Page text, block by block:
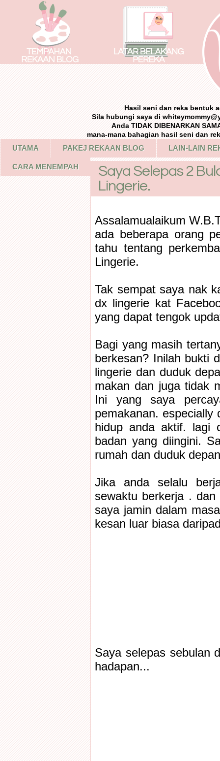
Hasil seni dan reka bentuk
Sila hubungi saya di
Anda TIDAK DIBENARKAN
mana-mana bahagian hasil seni dan
UTAMA PAKEJ REKAAN BLOG LAIN-LAIN
CARA MENEMPAH
Saya Selepas 2
Lingerie.
Assalamualaikum
ada beberapa orang
tahu tentang
Lingerie.
Tak sempat saya nak
dx lingerie kat
yang dapat tengok
Bagi yang masih
berkesan? Inilah bukti
lingerie dan duduk
makan dan juga tidak
Ini yang saya
pemakanan.
hidup anda aktif. lagi
badan yang diingini.
rumah dan duduk
Jika anda selalu
sewaktu berkerja .
saya jamin dalam
kesan luar biasa
Saya selepas sebulan
hadapan...